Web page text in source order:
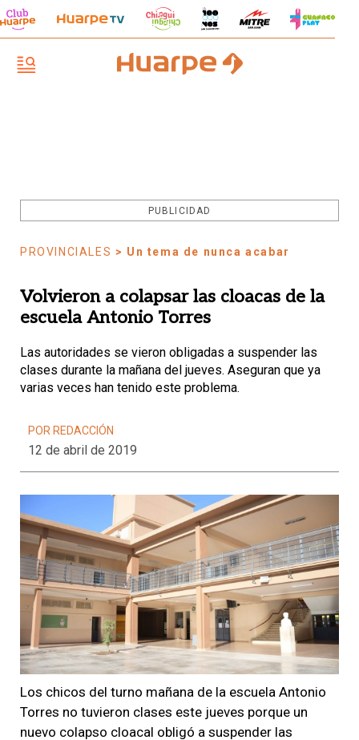
PUBLICIDAD
PROVINCIALES > Un tema de nunca acabar
Volvieron a colapsar las cloacas de la
escuela Antonio Torres
Las autoridades se vieron obligadas a suspender las
clases durante la mañana del jueves. Aseguran que ya
varias veces han tenido este problema.
POR REDACCIÓN
12 de abril de 2019
Los chicos del turno mañana de la escuela Antonio
Torres no tuvieron clases este jueves porque un
nuevo colapso cloacal obligó a suspender las